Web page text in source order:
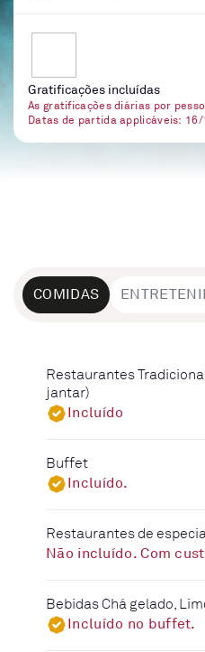
Gratificações incluídas
As gratificações diárias por
Datas de partida applicáveis:
COMIDAS
Restaurantes
jantar)
Incluído
Buffet
Incluído.
Restaurantes de
Não incluído. Com
Bebidas Chá gelado,
Incluído no buffet.